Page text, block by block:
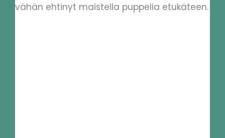
vähän ehtinyt maistella puppelia etukäteen.